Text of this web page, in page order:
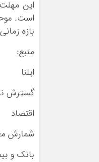
بازه
منبع:
ایلنا
گسترش
اقتصاد
شمارش
بانک و